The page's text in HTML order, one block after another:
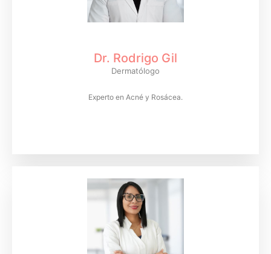
Dr. Rodrigo Gil
Dermatólogo
Experto en Acné y Rosácea.